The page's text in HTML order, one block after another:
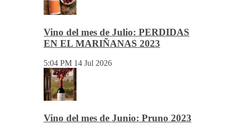
Vino del mes de Julio: PERDIDAS
EN EL MARIÑANAS 2023
5:04 PM 14 Jul 2026
Vino del mes de Junio: Pruno 2023